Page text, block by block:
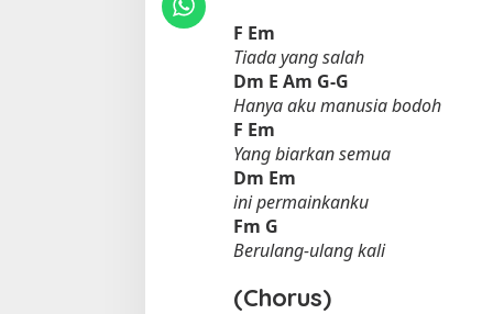
F Em
Tiada yang salah
Dm E Am G-G
Hanya aku manusia bodoh
F Em
Yang biarkan semua
Dm Em
ini permainkanku
Fm G
Berulang-ulang kali
(Chorus)